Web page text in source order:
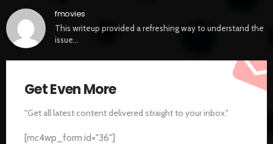
fmovies
This writeup provided a refreshing way to understand the
issue…
Get Even More
"Get all latest content delivered straight to your inbox."
[mc4wp_form id="36"]